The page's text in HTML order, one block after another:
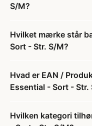
S/M?
Hvilket mærke står
Sort - Str. S/M?
Hvad er EAN /
Essential - Sort - Str.
Hvilken kategori